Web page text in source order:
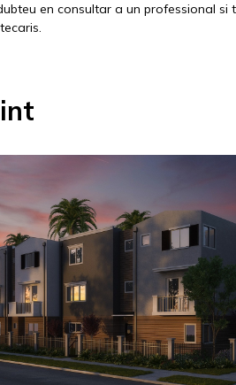
en consultar a un professional si